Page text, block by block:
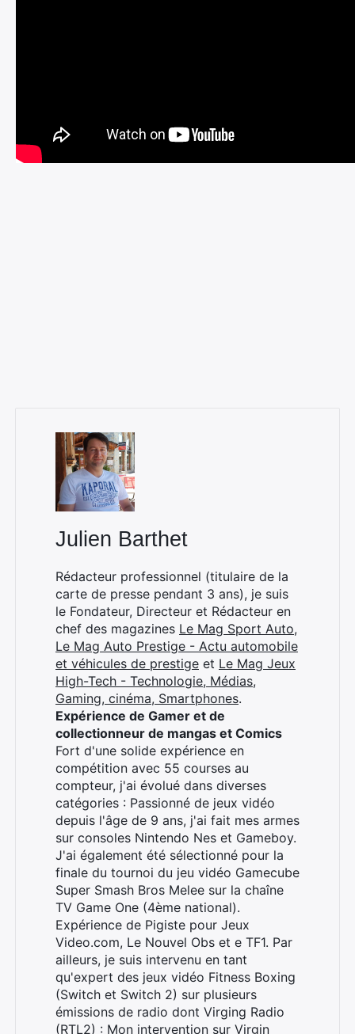
Julien Barthet
Rédacteur professionnel (titulaire de la
carte de presse pendant 3 ans), je suis
le Fondateur, Directeur et Rédacteur en
chef des magazines Le Mag Sport Auto,
Le Mag Auto Prestige - Actu automobile
et véhicules de prestige et Le Mag Jeux
High-Tech - Technologie, Médias,
Gaming, cinéma, Smartphones.
Expérience de Gamer et de
collectionneur de mangas et Comics
Fort d'une solide expérience en
compétition avec 55 courses au
compteur, j'ai évolué dans diverses
catégories : Passionné de jeux vidéo
depuis l'âge de 9 ans, j'ai fait mes armes
sur consoles Nintendo Nes et Gameboy.
J'ai également été sélectionné pour la
finale du tournoi du jeu vidéo Gamecube
Super Smash Bros Melee sur la chaîne
TV Game One (4ème national).
Expérience de Pigiste pour Jeux
Video.com, Le Nouvel Obs et e TF1. Par
ailleurs, je suis intervenu en tant
qu'expert des jeux vidéo Fitness Boxing
(Switch et Switch 2) sur plusieurs
émissions de radio dont Virging Radio
(RTL2) : Mon intervention sur Virgin